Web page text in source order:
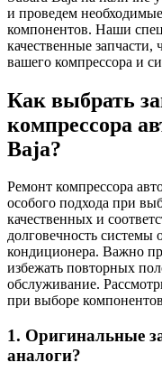
и проведем
компонентов. Наши
качественные запчасти,
вашего компрессора и
Как выбрать
компрессора
Baja?
Ремонт компрессора
особого подхода при
качественных и
долговечность
кондиционера. Важно
избежать повторных
обслуживание.
при выборе
1. Оригинальные
аналоги?